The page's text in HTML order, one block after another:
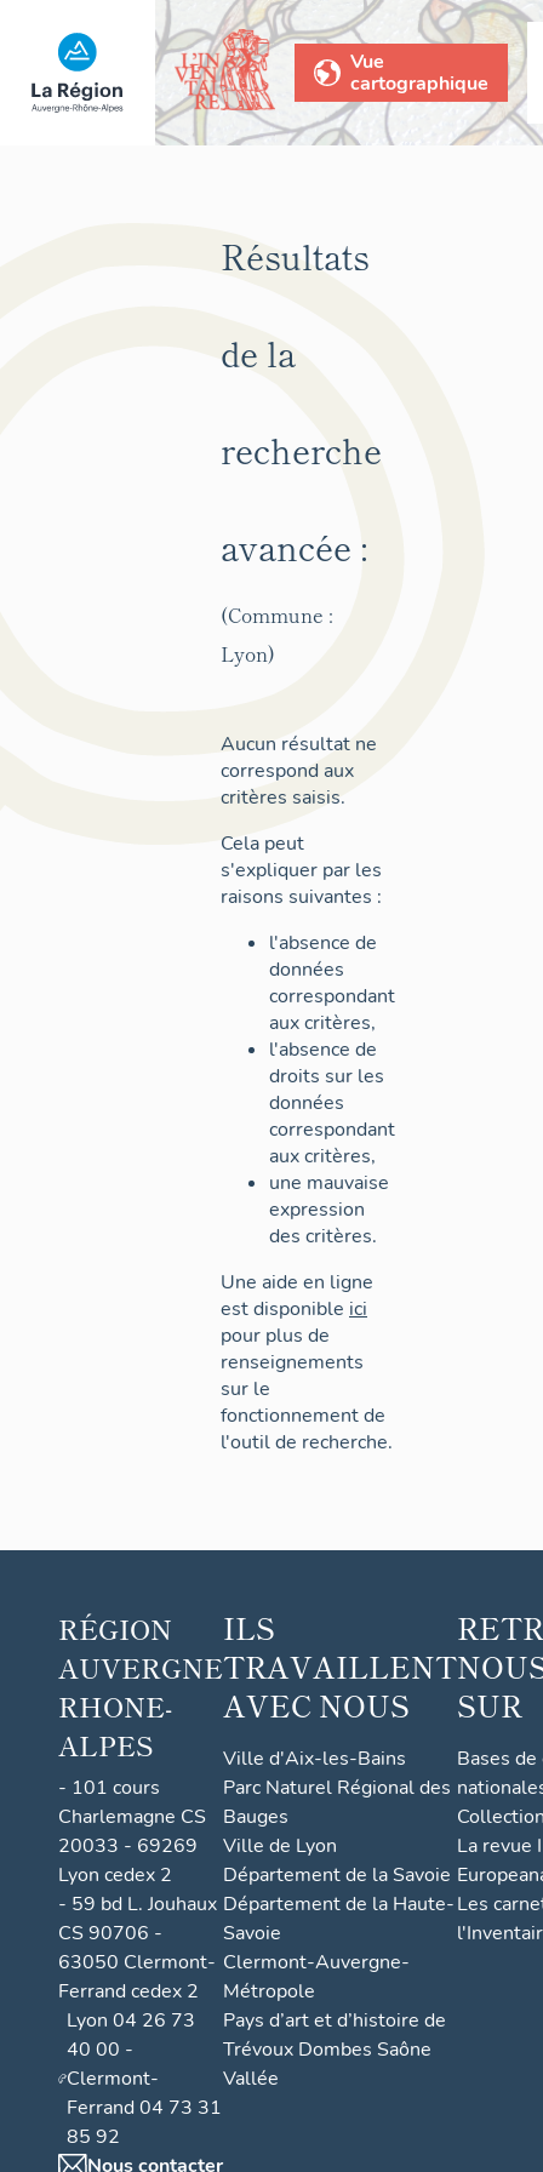
Vue
cartographique
Résultats
de la
recherche
avancée :
(Commune :
Lyon)
Aucun résultat ne
correspond aux
critères saisis.
Cela peut
s'expliquer par les
raisons suivantes :
l'absence de
données
correspondant
aux critères,
l'absence de
droits sur les
données
correspondant
aux critères,
une mauvaise
expression
des critères.
Une aide en ligne
est disponible ici
pour plus de
renseignements
sur le
fonctionnement de
l'outil de recherche.
RÉGION
AUVERGNE
RHONE-
ALPES
- 101 cours
Charlemagne CS
20033 - 69269
Lyon cedex 2
- 59 bd L. Jouhaux
CS 90706 -
63050 Clermont-
Ferrand cedex 2
Lyon 04 26 73
40 00 -
Clermont-
Ferrand 04 73 31
85 92
Nous contacter
ILS
TRAVAILLENT
AVEC NOUS
Ville d'Aix-les-Bains
Parc Naturel Régional des
Bauges
Ville de Lyon
Département de la Savoie
Département de la Haute-
Savoie
Clermont-Auvergne-
Métropole
Pays d’art et d’histoire de
Trévoux Dombes Saône
Vallée
SUR
Bases
La revue
Les